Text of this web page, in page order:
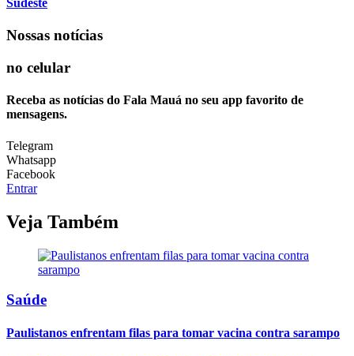
Sudeste
Nossas notícias
no celular
Receba as notícias do Fala Mauá no seu app favorito de
mensagens.
Telegram
Whatsapp
Facebook
Entrar
Veja Também
Saúde
Paulistanos enfrentam filas para tomar vacina contra sarampo